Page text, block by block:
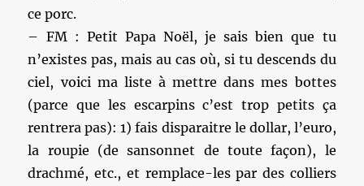
ce porc.
– FM : Petit Papa Noël, je sais bien que tu
n’existes pas, mais au cas où, si tu descends du
ciel, voici ma liste à mettre dans mes bottes
(parce que les escarpins c’est trop petits ça
rentrera pas): 1) fais disparaitre le dollar, l’euro,
la roupie (de sansonnet de toute façon), le
drachmé, etc., et remplace-les par des colliers